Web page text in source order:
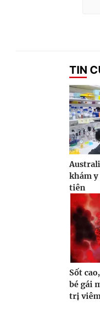
TIN
khám y
tiên
Sốt
bé gái
trị